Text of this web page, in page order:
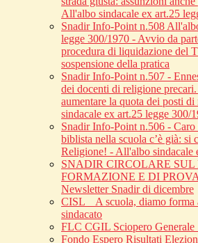
All'albo sindacale ex art.25
Snadir Info-Point n.508
legge 300/1970 - Avvio da
procedura di liquidazione del
sospensione della pratica
Snadir Info-Point n.507 -
dei docenti di religione
aumentare la quota dei posti
sindacale ex art.25 legge 300/
Snadir Info-Point n.506 - Caro
biblista nella scuola c’è già: si
Religione! - All'albo sindacale
SNADIR CIRCOLARE SUL
FORMAZIONE E DI
Newsletter Snadir di dicembre
CISL _ A scuola, diamo
sindacato
FLC CGIL Sciopero
Fondo Espero Risultati